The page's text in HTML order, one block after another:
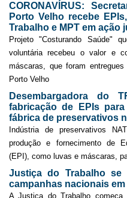
CORONAVÍRUS:
Porto Velho recebe
Trabalho e MPT em ação
Projeto "Costurando Saúde"
voluntária recebeu o valor e
máscaras, que foram
Porto Velho
Desembargadora do
fabricação de EPIs
fábrica de preservativos
Indústria de preservativos
produção e fornecimento de
(EPI), como luvas e máscaras,
Justiça do Trabalho se
campanhas nacionais em
A Justiça do Trabalho começa